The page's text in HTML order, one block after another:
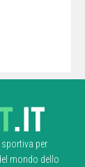
per
mondo dello